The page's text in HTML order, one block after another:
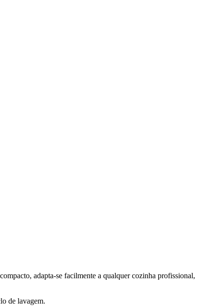
adapta-se facilmente a qualquer cozinha profissional,
de lavagem.